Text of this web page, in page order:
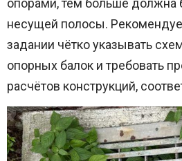
опорами, тем больше должна
несущей полосы.
задании чётко указывать
опорных балок и требовать
расчётов конструкций,